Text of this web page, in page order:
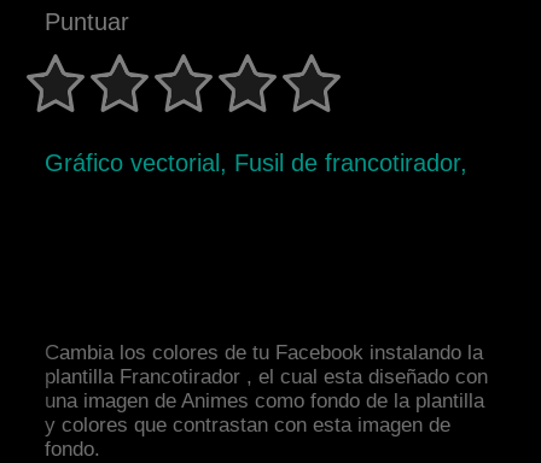
Puntuar
Gráfico vectorial, Fusil de francotirador,
Cambia los colores de tu Facebook instalando la
plantilla Francotirador , el cual esta diseñado con
una imagen de Animes como fondo de la plantilla
y colores que contrastan con esta imagen de
fondo.